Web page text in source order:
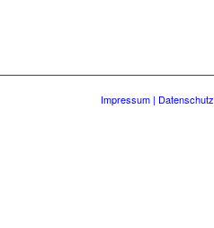
Impressum | Datenschutz